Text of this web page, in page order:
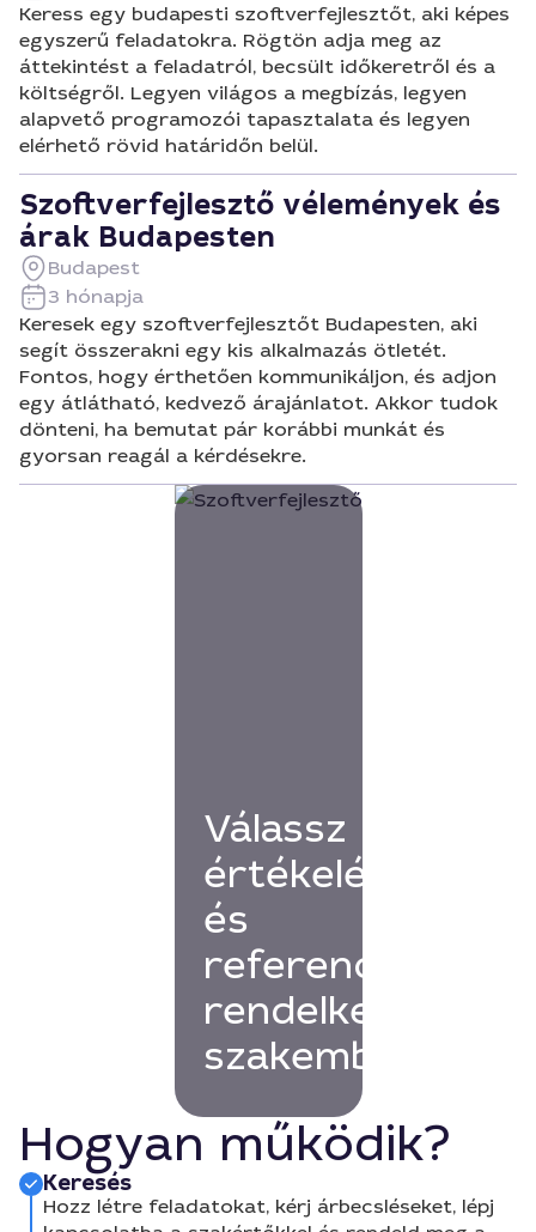
Keress egy budapesti szoftverfejlesztőt, aki képes
egyszerű feladatokra. Rögtön adja meg az
áttekintést a feladatról, becsült időkeretről és a
költségről. Legyen világos a megbízás, legyen
alapvető programozói tapasztalata és legyen
elérhető rövid határidőn belül.
Szoftverfejlesztő vélemények és
árak Budapesten
Budapest
3 hónapja
Keresek egy szoftverfejlesztőt Budapesten, aki
segít összerakni egy kis alkalmazás ötletét.
Fontos, hogy érthetően kommunikáljon, és adjon
egy átlátható, kedvező árajánlatot. Akkor tudok
dönteni, ha bemutat pár korábbi munkát és
gyorsan reagál a kérdésekre.
Válassz
értékelésekkel
és
referenciákkal
rendelkező
szakembert!
Hogyan működik?
Keresés
Hozz létre feladatokat, kérj árbecsléseket, lépj